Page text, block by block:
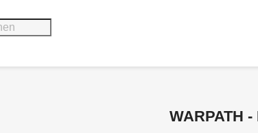
WARPATH